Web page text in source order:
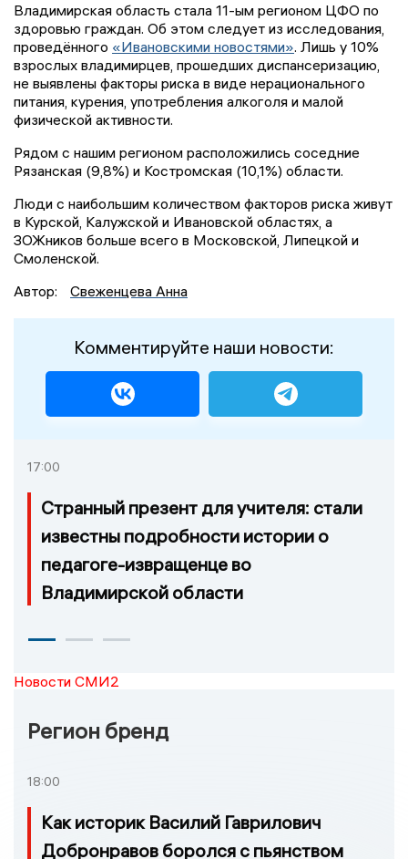
Владимирская область стала 11-ым регионом ЦФО по
здоровью граждан. Об этом следует из исследования,
проведённого «Ивановскими новостями». Лишь у 10%
взрослых владимирцев, прошедших диспансеризацию,
не выявлены факторы риска в виде нерационального
питания, курения, употребления алкоголя и малой
физической активности.
Рядом с нашим регионом расположились соседние
Рязанская (9,8%) и Костромская (10,1%) области.
Люди с наибольшим количеством факторов риска живут
в Курской, Калужской и Ивановской областях, а
ЗОЖников больше всего в Московской, Липецкой и
Смоленской.
Автор:
Свеженцева Анна
Комментируйте наши новости:
17:00
Странный презент для учителя: стали
известны подробности истории о
педагоге-извращенце во
Владимирской области
Новости СМИ2
Регион бренд
18:00
Как историк Василий Гаврилович
Добронравов боролся с пьянством